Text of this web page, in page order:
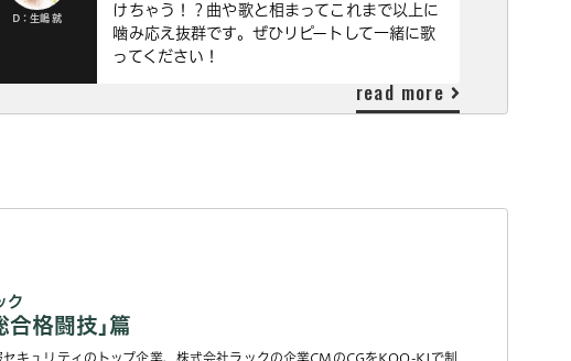
D：生嶋 就
けちゃう！？曲や歌と相まってこれまで以上に
噛み応え抜群です。ぜひリピートして一緒に歌
ってください！
read more
ク
合格闘技｣篇
セキュリティのトップ企業、株式会社ラックの企業CMのCGをKOO-KIで制